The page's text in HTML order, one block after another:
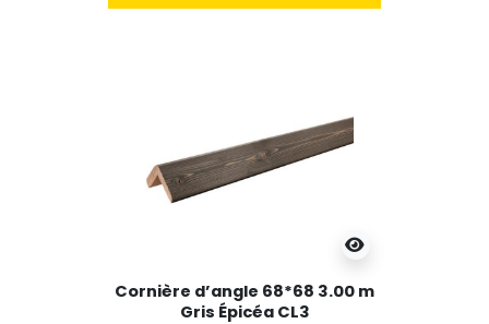
Cornière d’angle 68*68 3.00 m
Gris Épicéa CL3